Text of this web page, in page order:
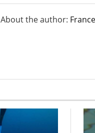
About the author: